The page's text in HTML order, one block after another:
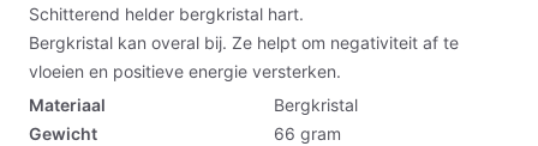
Schitterend helder bergkristal hart.
Bergkristal kan overal bij. Ze helpt om negativiteit af te
vloeien en positieve energie versterken.
Materiaal
Bergkristal
Gewicht
66 gram